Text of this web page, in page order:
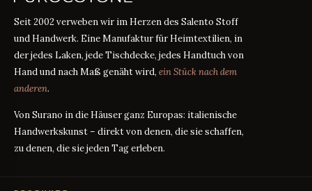
Seit 2002 verweben wir im Herzen des Salento Stoff
und Handwerk. Eine Manufaktur für Heimtextilien, in
der jedes Laken, jede Tischdecke, jedes Handtuch von
Hand und nach Maß genäht wird, ein Stück nach dem
anderen.
Von Surano in die Häuser ganz Europas: italienische
Handwerkskunst – direkt von denen, die sie schaffen,
zu denen, die sie jeden Tag erleben.